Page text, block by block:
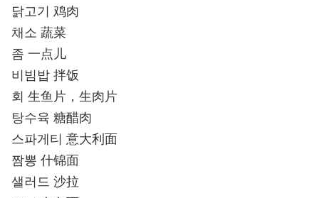
닭고기 鸡肉
채소 蔬菜
좀 一点儿
비빔밥 拌饭
회 生鱼片，生肉片
탕수육 糖醋肉
스파게티 意大利面
짬뽕 什锦面
샐러드 沙拉